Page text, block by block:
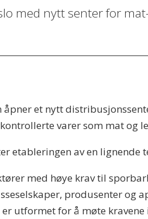
med nytt senter for
åpner et nytt
varer som mat og
etableringen av en lignende
med høye krav til
produsenter og
utformet for å møte